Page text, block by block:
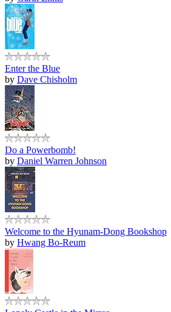
Enter the Blue
by Dave Chisholm
Do a Powerbomb!
by Daniel Warren Johnson
Welcome to the Hyunam-Dong Bookshop
by Hwang Bo-Reum